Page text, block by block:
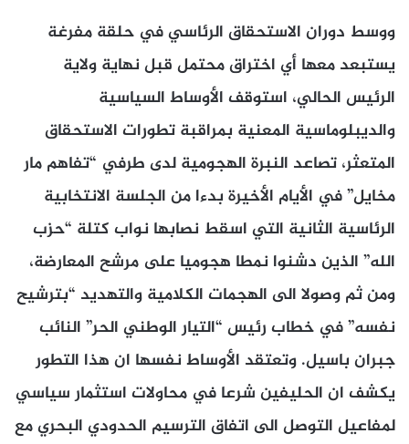
ووسط دوران الاستحقاق الرئاسي في حلقة مفرغة
يستبعد معها أي اختراق محتمل قبل نهاية ولاية
الرئيس الحالي، استوقف الأوساط السياسية
والديبلوماسية المعنية بمراقبة تطورات الاستحقاق
المتعثر، تصاعد النبرة الهجومية لدى طرفي “تفاهم مار
مخايل” في الأيام الأخيرة بدءا من الجلسة الانتخابية
الرئاسية الثانية التي اسقط نصابها نواب كتلة “حزب
الله” الذين دشنوا نمطا هجوميا على مرشح المعارضة،
ومن ثم وصولا الى الهجمات الكلامية والتهديد “بترشيح
نفسه” في خطاب رئيس “التيار الوطني الحر” النائب
جبران باسيل. وتعتقد الأوساط نفسها ان هذا التطور
يكشف ان الحليفين شرعا في محاولات استثمار سياسي
لمفاعيل التوصل الى اتفاق الترسيم الحدودي البحري مع